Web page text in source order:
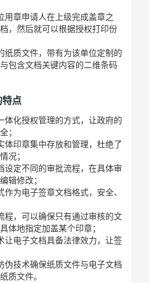
章申请人在上级完成盖章之
，然后就可以根据授权打印份
纸质文件，带有为该单位定制的
包含文档关键内容的二维条码
点
体化授权管理的方式，让政府的
；
体印章集中存放和管理，杜绝了
况；
设定不同的审批流程，在具体审
辑修改；
为电子签章文档格式，安全、
程，可以确保只有通过审核的文
体地指定加盖某个印章；
让电子文档具备法律效力，让签
伪技术确保纸质文件与电子文档
质文件。